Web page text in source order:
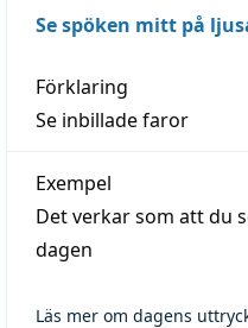
Se spöken mitt på
Förklaring
Se inbillade faror
Exempel
Det verkar som att du
dagen
Läs mer om dagens